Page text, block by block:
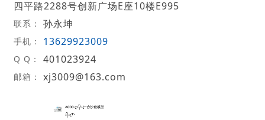
四平路2288号创新广场E座10楼E995
联系： 孙永坤
手机： 13629923009
Q Q： 401023924
邮箱： xj3009@163.com